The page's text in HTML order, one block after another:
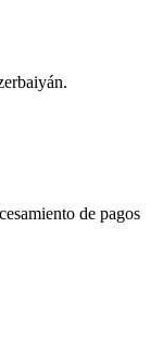
de pagos